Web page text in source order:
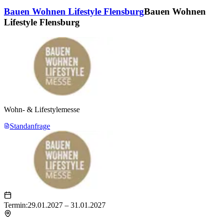
Bauen Wohnen Lifestyle FlensburgBauen Wohnen
Lifestyle Flensburg
Wohn- & Lifestylemesse
Standanfrage
Termin:29.01.2027 – 31.01.2027